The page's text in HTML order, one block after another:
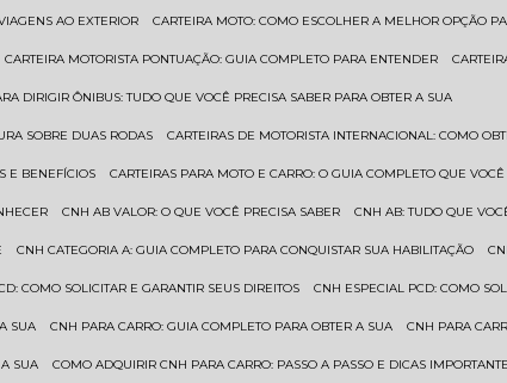
AO EXTERIOR CARTEIRA MOTO: COMO ESCOLHER A MELHOR OPÇÃO
CARTEIRA MOTORISTA PONTUAÇÃO: GUIA COMPLETO PARA ENTENDER
DIRIGIR ÔNIBUS: TUDO QUE VOCÊ PRECISA SABER PARA OBTER A SUA
SOBRE DUAS RODAS CARTEIRAS DE MOTORISTA INTERNACIONAL: COMO
E BENEFÍCIOS CARTEIRAS PARA MOTO E CARRO: O GUIA COMPLETO QUE
CNH AB VALOR: O QUE VOCÊ PRECISA SABER CNH AB: TUDO QUE
CNH CATEGORIA A: GUIA COMPLETO PARA CONQUISTAR SUA HABILITAÇÃO
COMO SOLICITAR E GARANTIR SEUS DIREITOS CNH ESPECIAL PCD: COMO
SUA CNH PARA CARRO: GUIA COMPLETO PARA OBTER A SUA CNH PARA
SUA COMO ADQUIRIR CNH PARA CARRO: PASSO A PASSO E DICAS